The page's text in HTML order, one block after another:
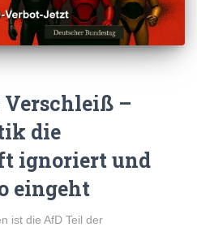
–
die
ignoriert und
eingeht
ist die AfD Teil der